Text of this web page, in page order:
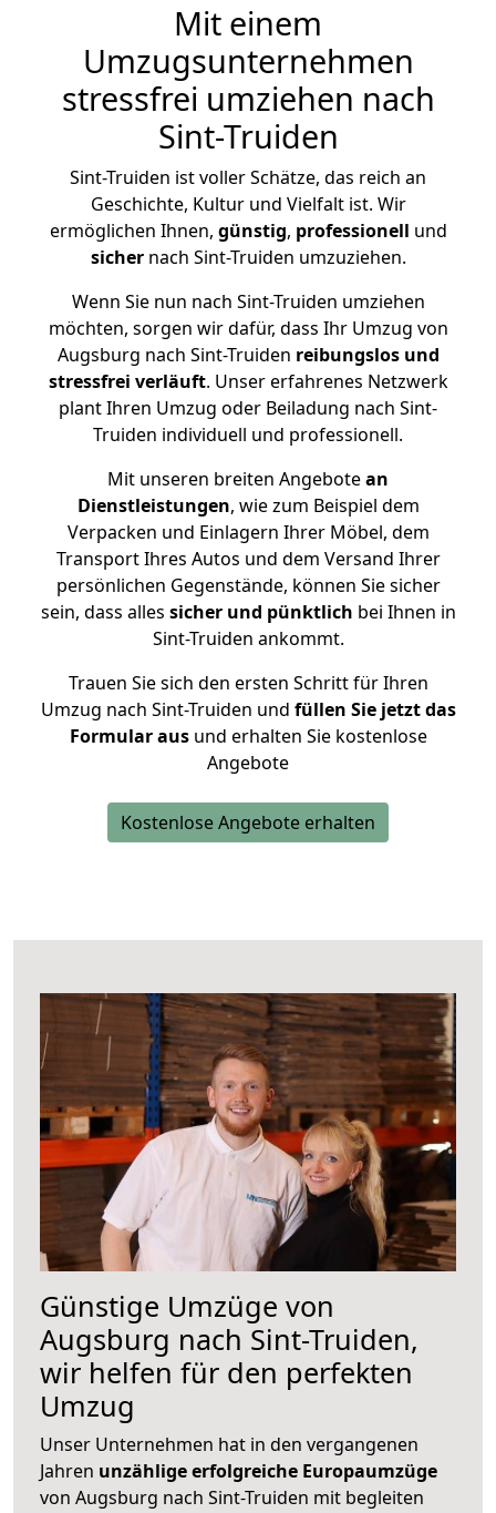
Mit einem
Umzugsunternehmen
stressfrei umziehen nach
Sint-Truiden
Sint-Truiden ist voller Schätze, das reich an
Geschichte, Kultur und Vielfalt ist. Wir
ermöglichen Ihnen, günstig, professionell und
sichernach Sint-Truiden umzuziehen.
Wenn Sie nun nach Sint-Truiden umziehen
möchten, sorgen wir dafür, dass Ihr Umzug von
Augsburg nach Sint-Truiden reibungslos und
stressfrei verläuft. Unser erfahrenes Netzwerk
plant Ihren Umzug oder Beiladung nach Sint-
Truiden individuell und professionell.
Mit unseren breiten Angebotean
Dienstleistungen, wie zum Beispiel dem
Verpacken und Einlagern Ihrer Möbel, dem
Transport Ihres Autos und dem Versand Ihrer
persönlichen Gegenstände, können Sie sicher
sein, dass alles sicher und pünktlich bei Ihnen in
Sint-Truiden ankommt.
Trauen Sie sich den ersten Schritt für Ihren
Umzug nach Sint-Truiden und füllen Sie jetzt das
Formular ausund erhalten Sie kostenlose
Angebote
Kostenlose Angebote erhalten
Günstige Umzüge von
Augsburg nach Sint-Truiden,
wir helfen für den perfekten
Umzug
Unser Unternehmen hat in den vergangenen
Jahren unzählige erfolgreiche Europaumzüge
von Augsburg nach Sint-Truiden mit begleiten